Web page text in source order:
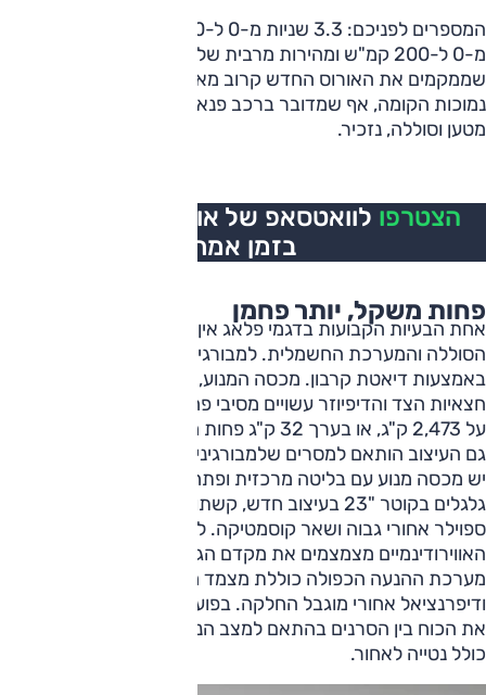
שממקמים את האורוס החדש קרוב מאוד לעולם מכוניות העל
נמוכות הקומה, אף שמדובר ברכב פנאי עם חמישה מושבים, תא
מטען וסוללה, נזכיר.
הצטרפו לוואטסאפ של אוטו, כל העדכונים
בזמן אמת
פחות משקל, יותר פחמן
אחת הבעיות הקבועות בדגמי פלאג אין היא תוספת המשקל של
הסוללה והמערכת החשמלית. למבורגיני ניסתה להתמודד עם זה
באמצעות דיאטת קרבון. מכסה המנוע, הגג, קשתות הגלגלים,
חצאיות הצד והדיפיוזר עשויים מסיבי פחמן והמשקל העצמי עומד
על 2,473 ק"ג, או בערך 32 ק"ג פחות מאורוס SE הרגיל.
גם העיצוב הותאם למסרים שלמבורגיני מנסה להעביר. מלפנים
יש מכסה מנוע עם בליטה מרכזית ופתחי אוורור גדולים יותר,
גלגלים בקוטר "23 בעיצוב חדש, קשתות גלגלים מובחנות,
ספוילר אחורי גבוה ושאר קוסמטיקה. לפי למבורגיני, השינויים
האווירודינמיים מצמצמים את מקדם הגרר ב-3%.
מערכת ההנעה הכפולה כוללת מצמד מרכזי נשלט אלקטרונית
ודיפרנציאל אחורי מוגבל החלקה. בפועל, המערכת יודעת לחלק
את הכוח בין הסרנים בהתאם למצב הנהיגה ולדרישת הנהג,
כולל נטייה לאחור.